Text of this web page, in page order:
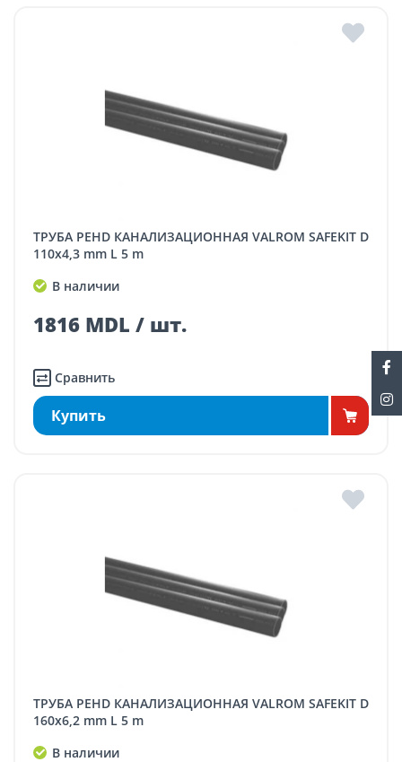
ТРУБА PEHD КАНАЛИЗАЦИОННАЯ VALROM SAFEKIT D
110x4,3 mm L 5 m
В наличии
1816 MDL / шт.
Сравнить
Купить
ТРУБА PEHD КАНАЛИЗАЦИОННАЯ VALROM SAFEKIT D
160x6,2 mm L 5 m
В наличии